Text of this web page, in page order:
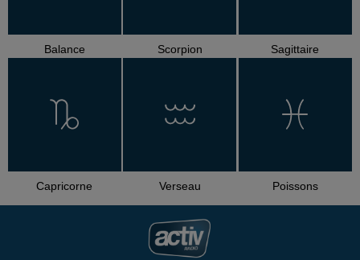
Balance Scorpion Sagittaire
Capricorne Verseau Poissons